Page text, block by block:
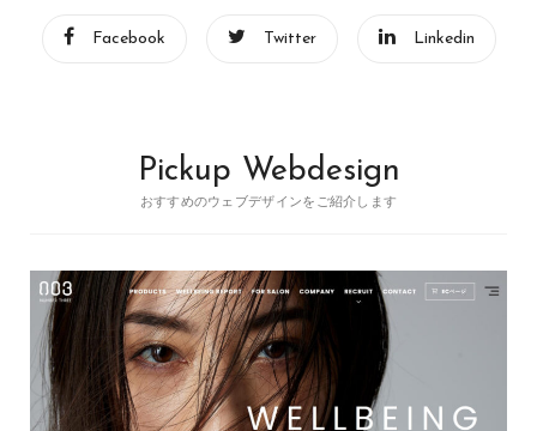
Facebook Twitter Linkedin
Pickup Webdesign
おすすめのウェブデザインをご紹介します